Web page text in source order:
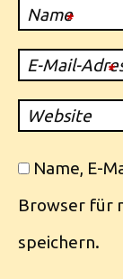
Name
*
E-Mail- *
Website
Name, E-
Browser für
speichern.